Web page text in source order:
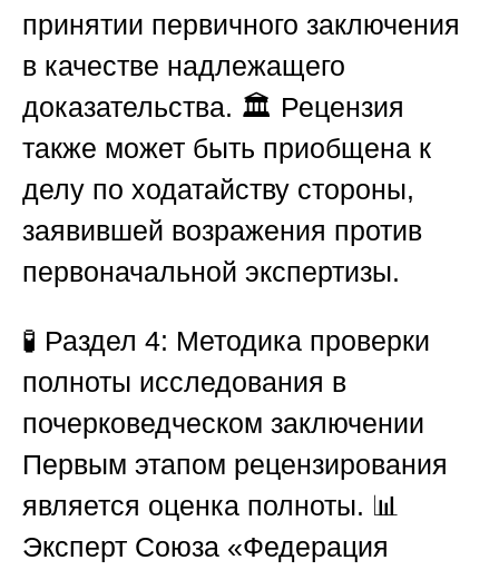
принятии первичного заключения
в качестве надлежащего
доказательства. 🏛️ Рецензия
также может быть приобщена к
делу по ходатайству стороны,
заявившей возражения против
первоначальной экспертизы.
🧪 Раздел 4: Методика проверки
полноты исследования в
почерковедческом заключении
Первым этапом рецензирования
является оценка полноты. 📊
Эксперт Союза «Федерация